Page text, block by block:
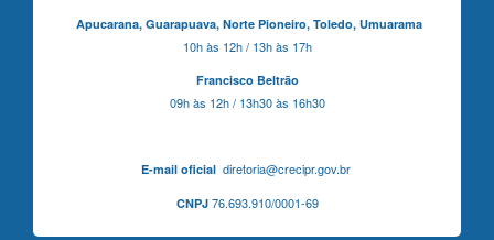
Apucarana, Guarapuava, Norte Pioneiro, Toledo, Umuarama
10h às 12h / 13h às 17h
Francisco Beltrão
09h às 12h / 13h30 às 16h30
E-mail oficialdiretoria@crecipr.gov.br
CNPJ76.693.910/0001-69